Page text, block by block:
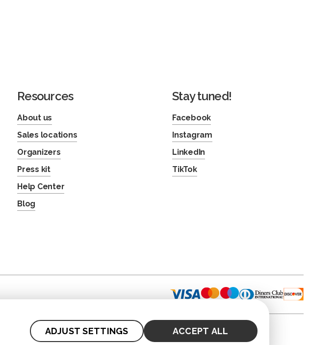
ADJUST SETTINGS ACCEPT ALL
Resources
About us
Sales locations
Organizers
Press kit
Help Center
Blog
Stay tuned!
Facebook
Instagram
LinkedIn
TikTok